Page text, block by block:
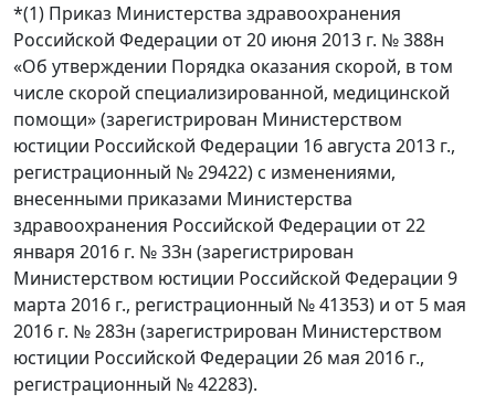
*(1) Приказ Министерства здравоохранения
Российской Федерации от 20 июня 2013 г. № 388н
«Об утверждении Порядка оказания скорой, в том
числе скорой специализированной, медицинской
помощи» (зарегистрирован Министерством
юстиции Российской Федерации 16 августа 2013 г.,
регистрационный № 29422) с изменениями,
внесенными приказами Министерства
здравоохранения Российской Федерации от 22
января 2016 г. № 33н (зарегистрирован
Министерством юстиции Российской Федерации 9
марта 2016 г., регистрационный № 41353) и от 5 мая
2016 г. № 283н (зарегистрирован Министерством
юстиции Российской Федерации 26 мая 2016 г.,
регистрационный № 42283).